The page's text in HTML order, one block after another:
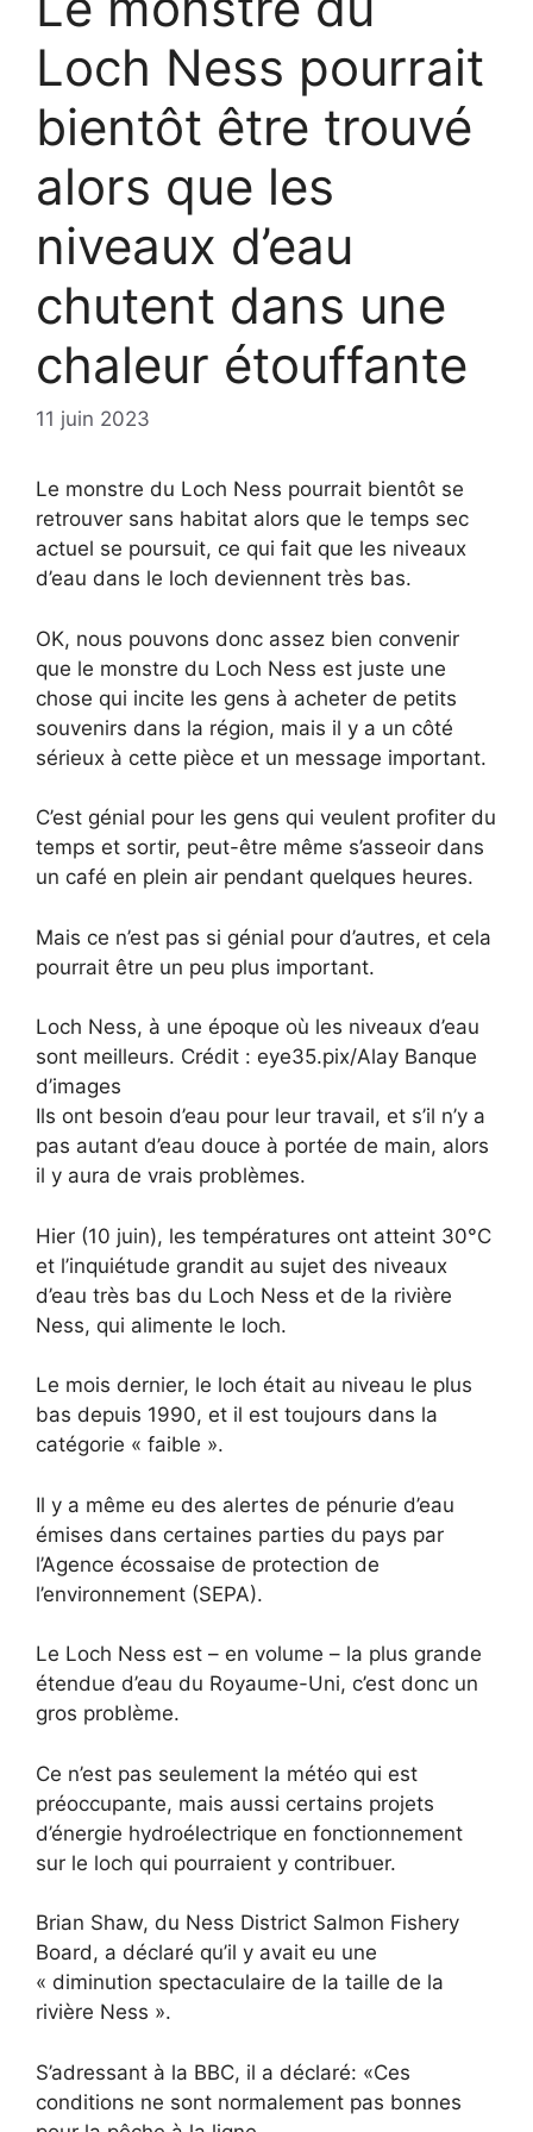
Loch Ness pourrait
bientôt être trouvé
alors que les
niveaux d’eau
chutent dans une
chaleur étouffante
11 juin 2023
Le monstre du Loch Ness pourrait bientôt se
retrouver sans habitat alors que le temps sec
actuel se poursuit, ce qui fait que les niveaux
d’eau dans le loch deviennent très bas.
OK, nous pouvons donc assez bien convenir
que le monstre du Loch Ness est juste une
chose qui incite les gens à acheter de petits
souvenirs dans la région, mais il y a un côté
sérieux à cette pièce et un message important.
C’est génial pour les gens qui veulent profiter du
temps et sortir, peut-être même s’asseoir dans
un café en plein air pendant quelques heures.
Mais ce n’est pas si génial pour d’autres, et cela
pourrait être un peu plus important.
Loch Ness, à une époque où les niveaux d’eau
sont meilleurs. Crédit : eye35.pix/Alay Banque
d’images
Ils ont besoin d’eau pour leur travail, et s’il n’y a
pas autant d’eau douce à portée de main, alors
il y aura de vrais problèmes.
Hier (10 juin), les températures ont atteint 30°C
et l’inquiétude grandit au sujet des niveaux
d’eau très bas du Loch Ness et de la rivière
Ness, qui alimente le loch.
Le mois dernier, le loch était au niveau le plus
bas depuis 1990, et il est toujours dans la
catégorie « faible ».
Il y a même eu des alertes de pénurie d’eau
émises dans certaines parties du pays par
l’Agence écossaise de protection de
l’environnement (SEPA).
Le Loch Ness est – en volume – la plus grande
étendue d’eau du Royaume-Uni, c’est donc un
gros problème.
Ce n’est pas seulement la météo qui est
préoccupante, mais aussi certains projets
d’énergie hydroélectrique en fonctionnement
sur le loch qui pourraient y contribuer.
Brian Shaw, du Ness District Salmon Fishery
Board, a déclaré qu’il y avait eu une
« diminution spectaculaire de la taille de la
rivière Ness ».
S’adressant à la BBC, il a déclaré: «Ces
conditions ne sont normalement pas bonnes